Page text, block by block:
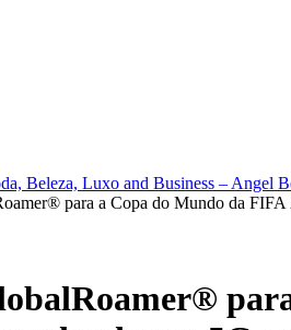
para a Copa do Mundo da